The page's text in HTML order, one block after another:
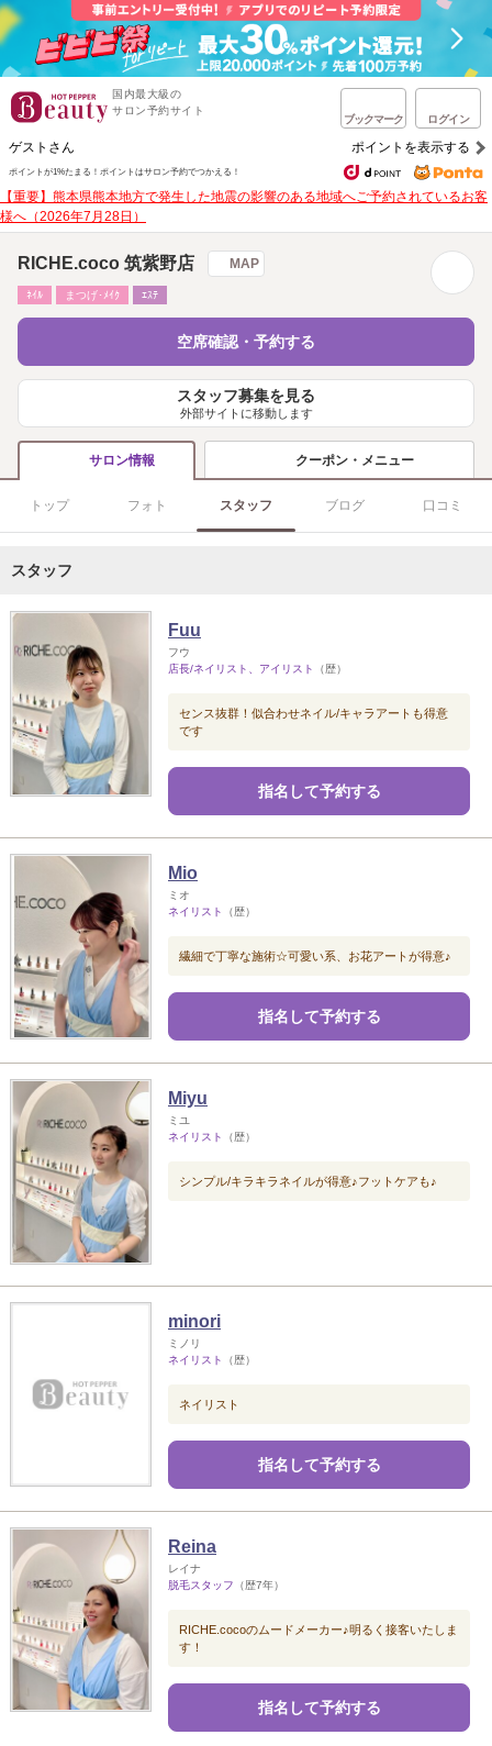
国内最大級の
サロン予約サイト
ブックマーク ログイン
ゲストさん ポイントを表示する
ポイントが1%たまる！ ポイントはサロン予約でつかえる！
【重要】熊本県熊本地方で発生した地震の影響のある地域へご予約されているお客
様へ（2026年7月28日）
RICHE.coco 筑紫野店 MAP
ﾈｲﾙ まつげ･ﾒｲｸ ｴｽﾃ
空席確認・予約する
スタッフ募集を見る
外部サイトに移動します
サロン情報 クーポン・メニュー
トップ フォト スタッフ ブログ 口コミ
スタッフ
Fuu
フウ
店長/ネイリスト、アイリスト
（歴）
センス抜群！似合わせネイル/キャラアートも得意
です
指名して予約する
Mio
ミオ
ネイリスト
（歴）
繊細で丁寧な施術☆可愛い系、お花アートが得意♪
指名して予約する
Miyu
ミユ
ネイリスト
（歴）
シンプル/キラキラネイルが得意♪フットケアも♪
minori
ミノリ
ネイリスト
（歴）
ネイリスト
指名して予約する
Reina
レイナ
脱毛スタッフ （歴7年）
RICHE.cocoのムードメーカー♪明るく接客いたしま
す！
指名して予約する